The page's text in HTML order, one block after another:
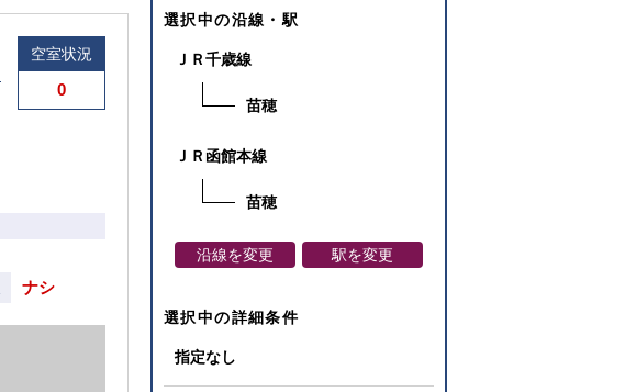
空室状況
0
ナシ
選択中の沿線・駅
ＪＲ千歳線
苗穂
ＪＲ函館本線
苗穂
沿線を変更 駅を変更
選択中の詳細条件
指定なし